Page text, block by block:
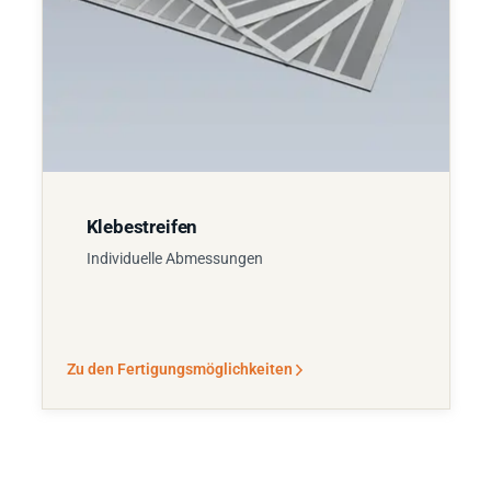
Klebestreifen
Individuelle Abmessungen
Zu den Fertigungsmöglichkeiten